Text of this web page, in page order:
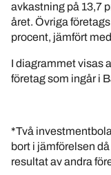
avkastning på 13,7
året. Övriga
procent, jämfört
I diagrammet visas
företag som ingår i
*Två
bort i jämförelsen
resultat av andra